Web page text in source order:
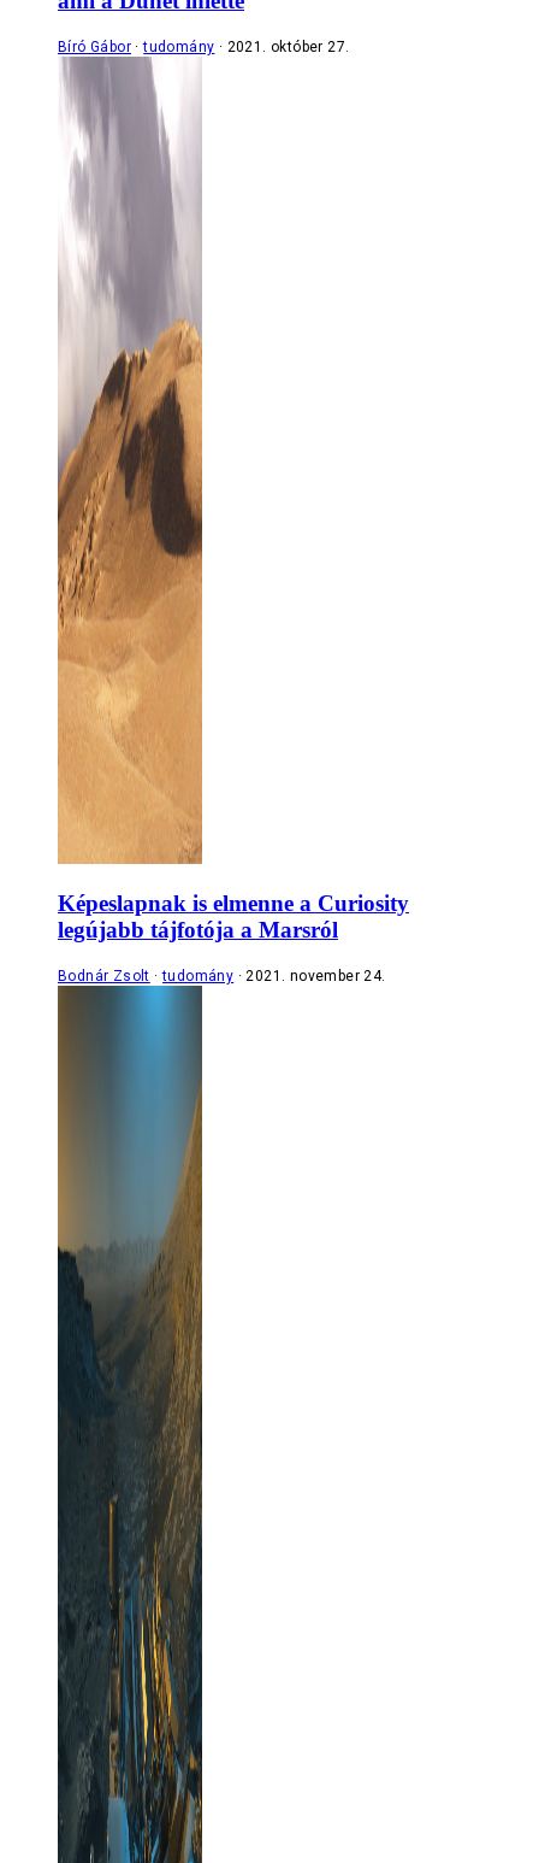
Bíró Gábor tudomány 2021. október 27.
Képeslapnak is elmenne a Curiosity
legújabb tájfotója a Marsról
Bodnár Zsolt tudomány 2021. november 24.